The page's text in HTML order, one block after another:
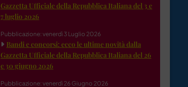
Gazzetta Ufficiale della Repubblica Italiana del 3 e
7 luglio 2026
Pubblicazione: venerdì 3 Luglio 2026
Bandi e concorsi: ecco le ultime novità dalla
Gazzetta Ufficiale della Repubblica Italiana del 26
e 30 giugno 2026
Pubblicazione: venerdì 26 Giugno 2026